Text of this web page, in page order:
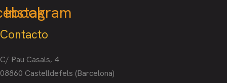
Instagram
Contacto
C/ Pau Casals, 4
08860 Castelldefels (Barcelona)